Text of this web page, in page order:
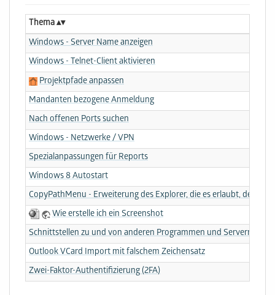
Thema
Windows - Server Name anzeigen
Windows - Telnet-Client aktivieren
Projektpfade anpassen
Mandanten bezogene Anmeldung
Nach offenen Ports suchen
Windows - Netzwerke / VPN
Spezialanpassungen für Reports
Windows 8 Autostart
CopyPathMenu - Erweiterung des Explorer, die es erlaubt, den
Wie erstelle ich ein Screenshot
Schnittstellen zu und von anderen Programmen und Servern
Outlook VCard Import mit falschem Zeichensatz
Zwei-Faktor-Authentifizierung (2FA)